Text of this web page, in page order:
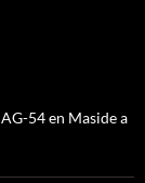
54 en Maside a